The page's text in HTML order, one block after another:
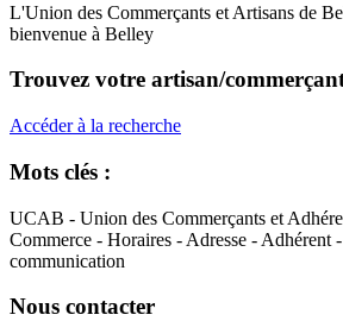
L'Union des Commerçants et Artisans de
bienvenue à Belley
Trouvez votre artisan/
Accéder à la recherche
Mots clés :
UCAB - Union des Commerçants et
Commerce - Horaires - Adresse - Adhérent
communication
Nous contacter